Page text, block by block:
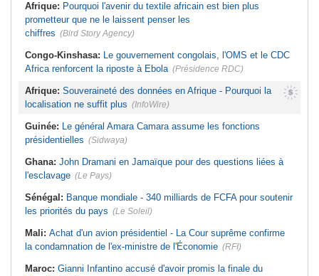
Afrique: Pourquoi l'avenir du textile africain est bien plus
prometteur que ne le laissent penser les
chiffres (Bird Story Agency)
Congo-Kinshasa: Le gouvernement congolais, l'OMS et le CDC
Africa renforcent la riposte à Ebola (Présidence RDC)
Afrique: Souveraineté des données en Afrique - Pourquoi la
localisation ne suffit plus (InfoWire)
Guinée: Le général Amara Camara assume les fonctions
présidentielles (Sidwaya)
Ghana: John Dramani en Jamaïque pour des questions liées à
l'esclavage (Le Pays)
Sénégal: Banque mondiale - 340 milliards de FCFA pour soutenir
les priorités du pays (Le Soleil)
Mali: Achat d'un avion présidentiel - La Cour suprême confirme
la condamnation de l'ex-ministre de l'Économie (RFI)
Maroc: Gianni Infantino accusé d'avoir promis la finale du